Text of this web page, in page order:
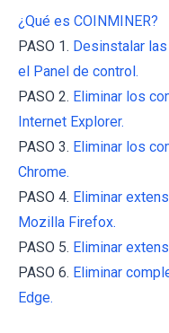
¿Qué es COINMINER?
PASO 1. Desinstalar
el Panel de control.
PASO 2. Eliminar los
Internet Explorer.
PASO 3. Eliminar los
Chrome.
PASO 4. Eliminar
Mozilla Firefox.
PASO 5. Eliminar
PASO 6. Eliminar
Edge.